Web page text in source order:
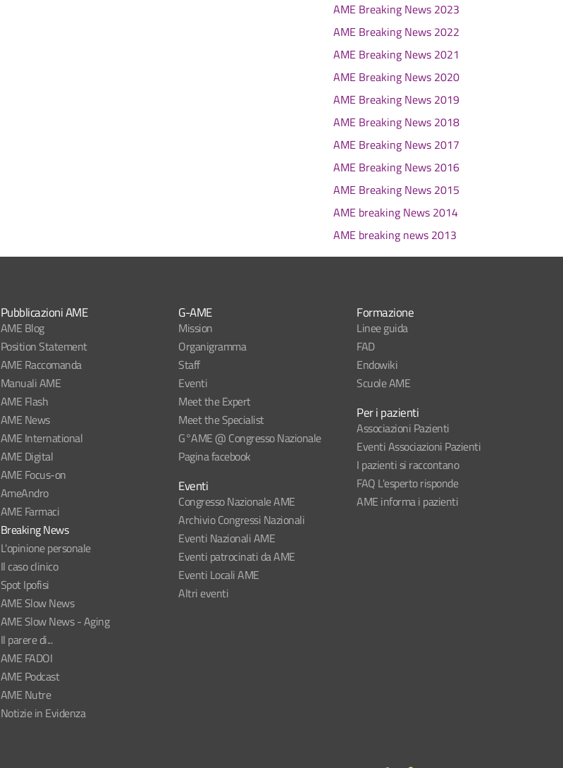
AME Breaking News 2023
AME Breaking News 2022
AME Breaking News 2021
AME Breaking News 2020
AME Breaking News 2019
AME Breaking News 2018
AME Breaking News 2017
AME Breaking News 2016
AME Breaking News 2015
AME breaking News 2014
AME breaking news 2013
G-AME
Mission
Organigramma
Staff
Eventi
Meet the Expert
Meet the Specialist
G°AME @ Congresso Nazionale
Pagina facebook
Eventi
Congresso Nazionale AME
Archivio Congressi Nazionali
Eventi Nazionali AME
Eventi patrocinati da AME
Eventi Locali AME
Altri eventi
Pubblicazioni AME
AME Blog
Position Statement
AME Raccomanda
Manuali AME
AME Flash
AME News
AME International
AME Digital
AME Focus-on
AmeAndro
AME Farmaci
Breaking News
L'opinione personale
Il caso clinico
Spot Ipofisi
AME Slow News
AME Slow News - Aging
Il parere di...
AME FADOI
AME Podcast
AME Nutre
Notizie in Evidenza
Formazione
Linee guida
FAD
Endowiki
Scuole AME
Per i pazienti
Associazioni Pazienti
Eventi Associazioni Pazienti
I pazienti si raccontano
FAQ L'esperto risponde
AME informa i pazienti